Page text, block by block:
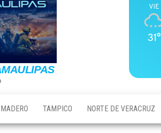
VIE
31°
TAMPICO NORTE DE VERACRUZ